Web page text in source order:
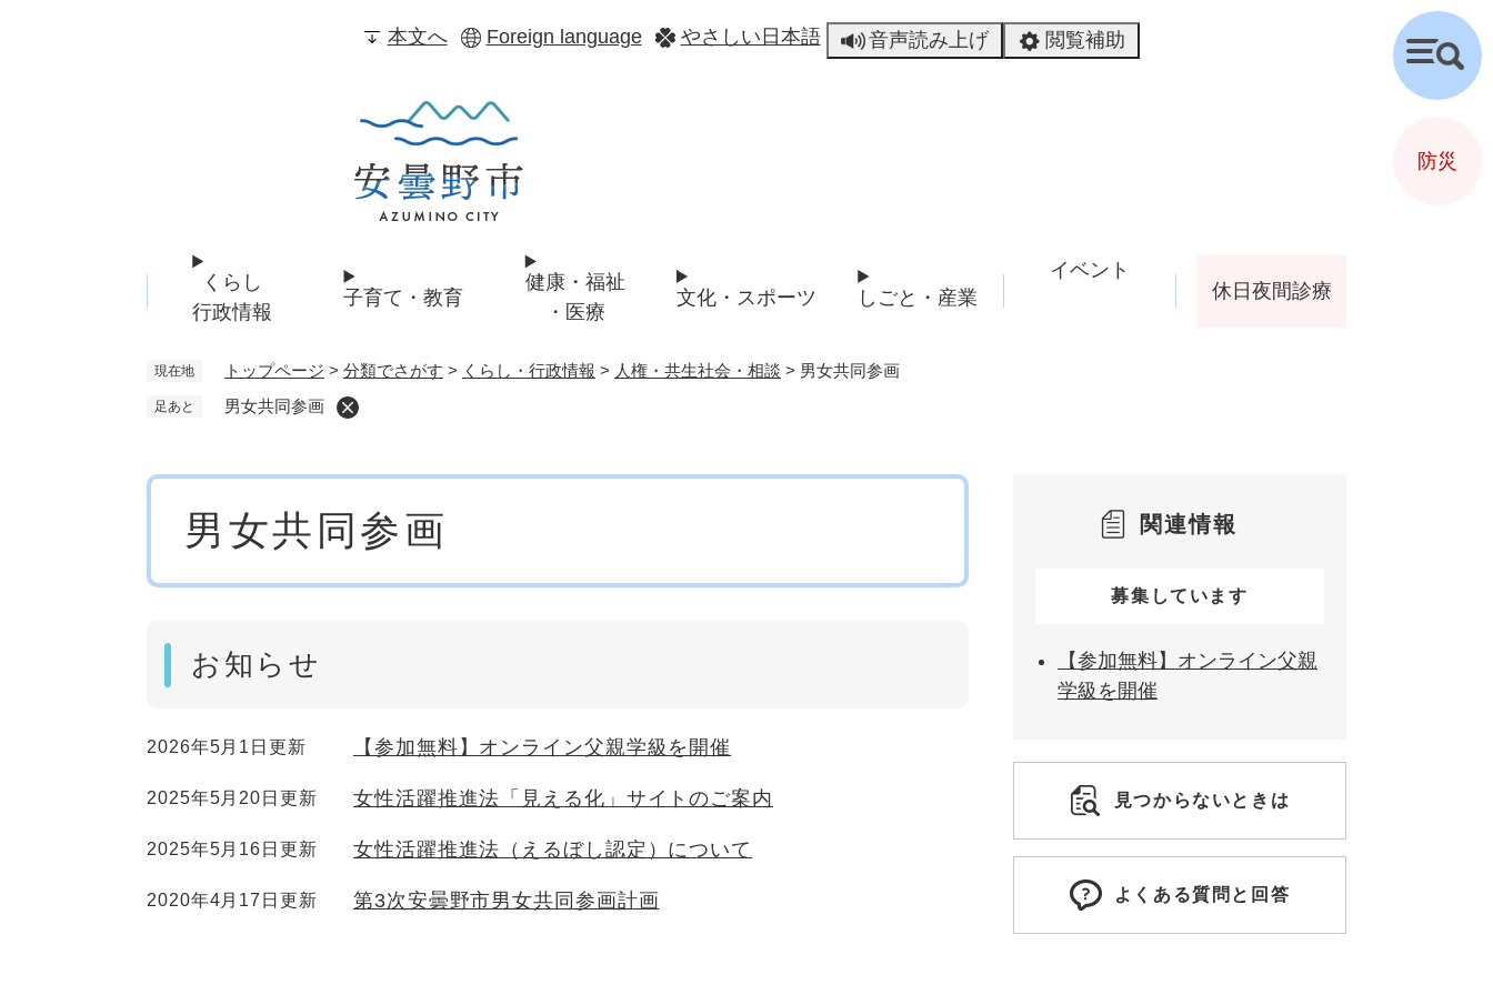
本文へ Foreign language やさしい日本語 音声読み上げ 閲覧補助
くらし
行政情報
子育て・教育
健康・福祉
・医療
文化・スポーツ しごと・産業
イベント
休日夜間診療
現在地 トップページ > 分類でさがす > くらし・行政情報 > 人権・共生社会・相談 > 男女共同参画
足あと 男女共同参画
男女共同参画
お知らせ
2026年5月1日更新 【参加無料】オンライン父親学級を開催
2025年5月20日更新 女性活躍推進法「見える化」サイトのご案内
2025年5月16日更新 女性活躍推進法（えるぼし認定）について
2020年4月17日更新 第3次安曇野市男女共同参画計画
関連情報
募集しています
【参加無料】オンライン父親
学級を開催
見つからないときは
よくある質問と回答
検
索
防災